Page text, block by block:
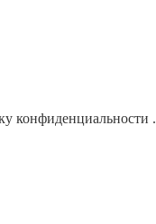
конфиденциальности .